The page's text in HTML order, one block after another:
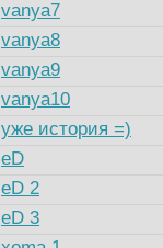
vanya7
vanya8
vanya9
vanya10
уже история =)
eD
eD 2
eD 3